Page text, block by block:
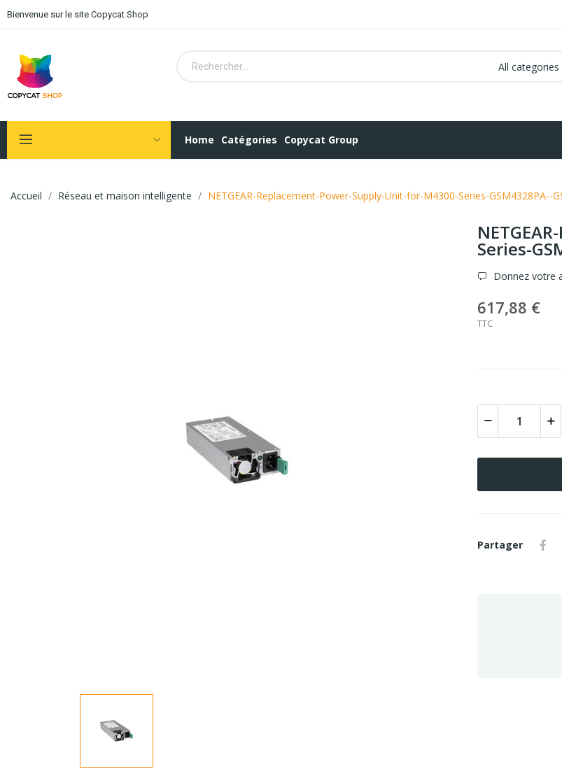
Bienvenue sur le site Copycat Shop
All categories
Home Catégories Copycat Group
Accueil Réseau et maison intelligente NETGEAR-Replacement-Power-Supply-Unit-for-M4300-Series-GSM4328PA--
Series-
Donnez votre
617,88 €
TTC
Partager